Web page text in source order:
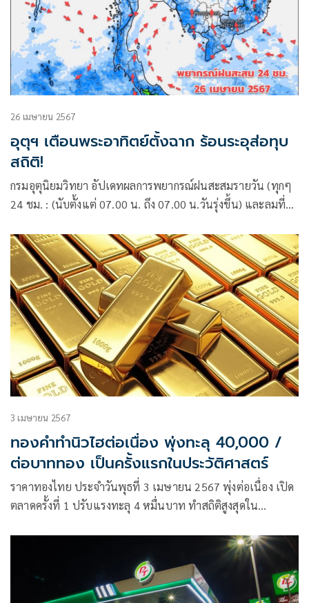
26 เมษายน 2567
อุตุฯ เตือนพระอาทิตย์ตั้งฉาก ร้อนระอุส่อทุบ
สถิติ!
กรมอุตุนิยมวิทยา อัปเดทผลการพยากรณ์ฝนสะสมรายวัน (ทุกๆ
24 ชม. : (นับตั้งแต่ 07.00 น. ถึง 07.00 น.วันรุ่งขึ้น) และลมที่
3 เมษายน 2567
ทองคำทำนิวไฮต่อเนื่อง พุ่งทะลุ 40,000 /
ต่อบาททอง เป็นครั้งแรกในประวัติศาสตร์
ราคาทองไทย ประจำวันพุธที่ 3 เมษายน 2567 พุ่งต่อเนื่อง เปิด
ตลาดครั้งที่ 1 ปรับแรงทะลุ 4 หมื่นบาท ทำสถิติสูงสุดใน